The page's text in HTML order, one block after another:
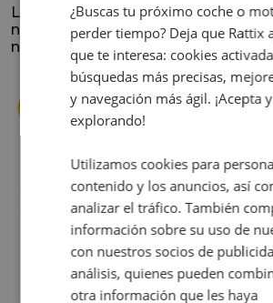
La satisfacción y la experiencia de
nuestra prioridad. Lee lo que opinan
nuestra historia.
Cuando decidí vender mi
diferentes empresas donde
me dio más confianza fue
buenas (y tantas) reseñas que
Realmente la experiencia ha
buena, Carolina ha sido
Judit Sorribes
¿Buscas tu próximo coche o
perder tiempo? Deja que Rattix
que te interesa: cookies
búsquedas más precisas,
y navegación más ágil. ¡Acepta
explorando!
Utilizamos cookies para
contenido y los anuncios, así
analizar el tráfico. También
información sobre su uso de
con nuestros socios de
análisis, quienes pueden
otra información que les haya